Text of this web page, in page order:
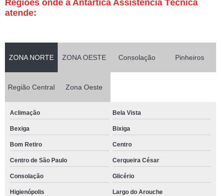
Regiões onde a Antártica Assistência Técnica
atende:
ZONA NORTE ZONA OESTE Consolação Pinheiros
Região Central Zona Oeste
Aclimação Bela Vista
Bexiga Bixiga
Bom Retiro Centro
Centro de São Paulo Cerqueira César
Consolação Glicério
Higienópolis Largo do Arouche